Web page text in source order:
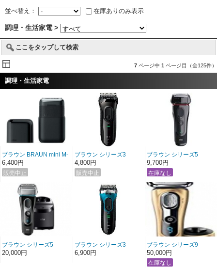
並べ替え： 在庫ありのみ表示
調理・生活家電 >
ここをタップして検索
7 ページ中 1 ページ目（全125件）
調理・生活家電
ブラウン BRAUN mini M-
1000
6,400円
ブラウン シリーズ3
3020s-B
4,800円
ブラウン シリーズ5
5030s
9,700円
ブラウン シリーズ5
5197cc
20,000円
ブラウン シリーズ3
3080s-B [ブルー]
6,900円
ブラウン シリーズ9
9299s
50,000円